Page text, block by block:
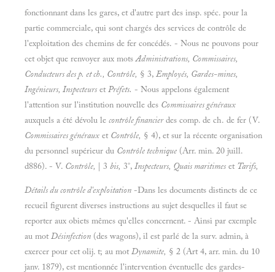
fonctionnant dans les gares, et d'autre part des insp. spéc. pour la
partie commerciale, qui sont chargés des services de contrôle de
l'exploitation des chemins de fer concédés. - Nous ne pouvons pour
cet objet que renvoyer aux motsAdministrations, Commissaires,
Conducteurs des p. et ch., Contrôle, § 3, Employés, Gardes-mines,
Ingénieurs, Inspecteurs etPréfets. - Nous appelons également
l'attention sur l'institution nouvelle des Commissaires généraux
auxquels a été dévolu le contrôle financierdes comp. de ch. de fer (V.
Commissaires généraux et Contrôle, § 4), et sur la récente organisation
du personnel supérieur du Contrôle technique (Arr. min. 20 juill.
d886). - V. Contrôle, | 3 bis, 3°, Inspecteurs, Quais maritimes et Tarifs,
Détails du contrôle d'exploitation -Dans les documents distincts de ce
recueil figurent diverses instructions au sujet desquelles il faut se
reporter aux obiets mêmes qu'elles concernent. - Ainsi par exemple
au motDésinfection (des wagons), il est parlé de la surv. admin, à
exercer pour cet olij. t; au motDynamite, § 2 (Art 4, arr. min. du 10
janv. 1879), est mentionnée l'intervention éventuelle des gardes-